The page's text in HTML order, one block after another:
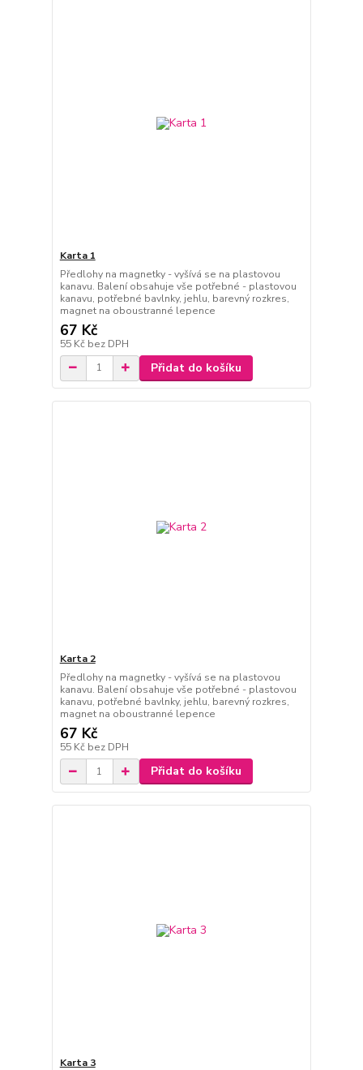
Karta 1
Předlohy na magnetky - vyšívá se na plastovou
kanavu. Balení obsahuje vše potřebné - plastovou
kanavu, potřebné bavlnky, jehlu, barevný rozkres,
magnet na oboustranné lepence
67 Kč
55 Kč bez DPH
Přidat do košíku
Karta 2
Předlohy na magnetky - vyšívá se na plastovou
kanavu. Balení obsahuje vše potřebné - plastovou
kanavu, potřebné bavlnky, jehlu, barevný rozkres,
magnet na oboustranné lepence
67 Kč
55 Kč bez DPH
Přidat do košíku
Karta 3